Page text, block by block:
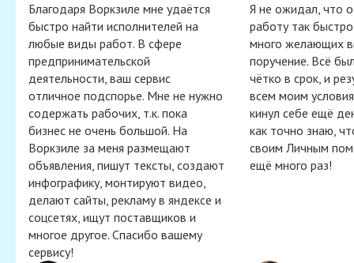
Благодаря Воркзиле мне удаётся
быстро найти исполнителей на
любые виды работ. В сфере
предпринимательской
деятельности, ваш сервис
отличное подспорье. Мне не нужно
содержать рабочих, т.к. пока
бизнес не очень большой. На
Воркзиле за меня размещают
объявления, пишут тексты, создают
инфографику, монтируют видео,
делают сайты, рекламу в яндексе и
соцсетях, ищут поставщиков и
многое другое. Спасибо вашему
сервису!
Я не ожидал, что
работу так
много желающих
поручение. Всё
чётко в срок, и
всем моим
кинул себе ещё
как точно знаю,
своим Личным
ещё много раз!